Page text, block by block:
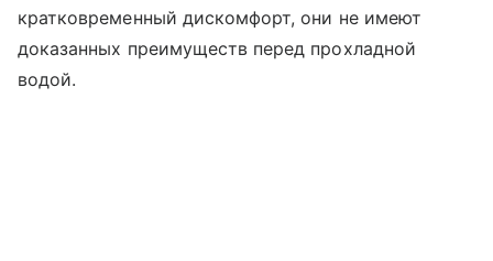
кратковременный дискомфорт, они не имеют
доказанных преимуществ перед прохладной
водой.